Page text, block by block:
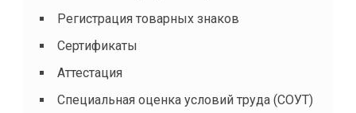
Регистрация товарных знаков
Сертификаты
Аттестация
Специальная оценка условий труда (СОУТ)